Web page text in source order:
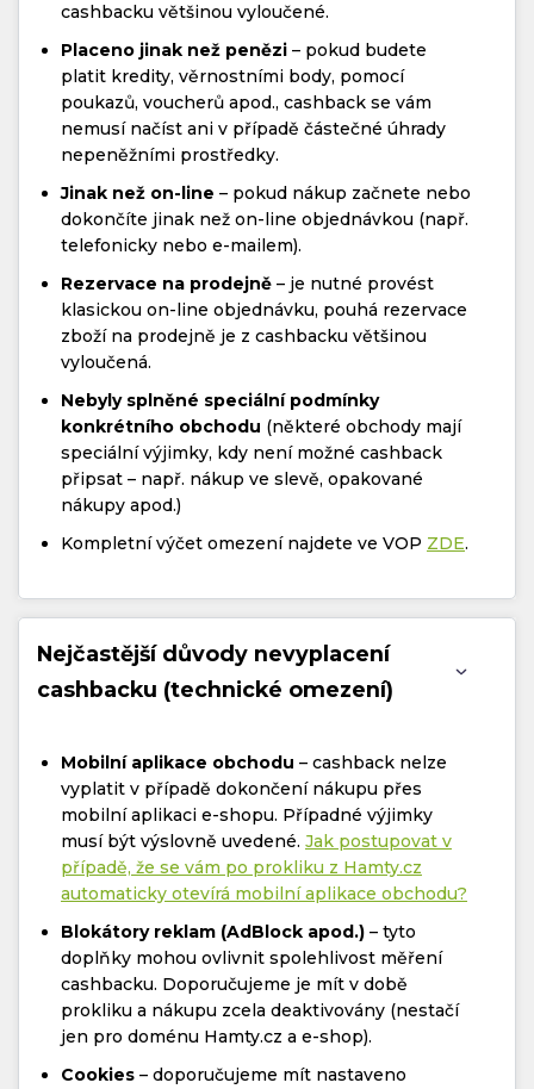
cashbacku většinou vyloučené.
Placeno jinak než penězi – pokud budete
platit kredity, věrnostními body, pomocí
poukazů, voucherů apod., cashback se vám
nemusí načíst ani v případě částečné úhrady
nepeněžními prostředky.
Jinak než on-line – pokud nákup začnete nebo
dokončíte jinak než on-line objednávkou (např.
telefonicky nebo e-mailem).
Rezervace na prodejně – je nutné provést
klasickou on-line objednávku, pouhá rezervace
zboží na prodejně je z cashbacku většinou
vyloučená.
Nebyly splněné speciální podmínky
konkrétního obchodu (některé obchody mají
speciální výjimky, kdy není možné cashback
připsat – např. nákup ve slevě, opakované
nákupy apod.)
Kompletní výčet omezení najdete ve VOP ZDE.
Nejčastější důvody nevyplacení
cashbacku (technické omezení)
Mobilní aplikace obchodu – cashback nelze
vyplatit v případě dokončení nákupu přes
mobilní aplikaci e-shopu. Případné výjimky
musí být výslovně uvedené. Jak postupovat v
případě, že se vám po prokliku z Hamty.cz
automaticky otevírá mobilní aplikace obchodu?
Blokátory reklam (AdBlock apod.) – tyto
doplňky mohou ovlivnit spolehlivost měření
cashbacku. Doporučujeme je mít v době
prokliku a nákupu zcela deaktivovány (nestačí
jen pro doménu Hamty.cz a e-shop).
Cookies – doporučujeme mít nastaveno